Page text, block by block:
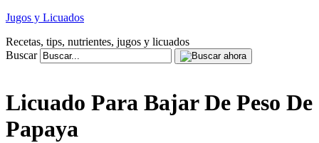
Jugos y Licuados
Recetas, tips, nutrientes, jugos y licuados
Buscar
Licuado Para Bajar De Peso De
Papaya